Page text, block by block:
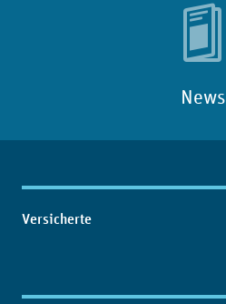
News
Inhaltsübersicht
Versicherte